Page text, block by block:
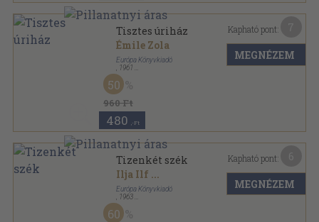
Tisztes úriház
Émile Zola
Európa Könyvkiadó
1961
Vászon
Milliók könyve sorozat
960 Ft
50
480 ,-Ft
Kapható pont:
MEGNÉZEM
Tizenkét szék
Ilja Ilf ...
Európa Könyvkiadó
1963
Vászon
Milliók könyve sorozat
60
Kapható pont:
MEGNÉZEM